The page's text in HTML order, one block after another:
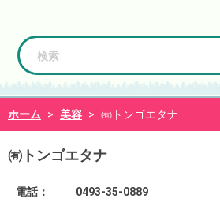
ホーム > 美容 > ㈲トンゴエタナ
㈲トンゴエタナ
電話： 0493-35-0889